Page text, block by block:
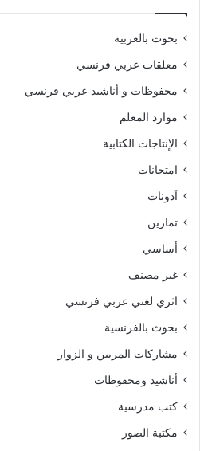
بحوث بالعربية
معلقات عربي فرنسي
محفوظات و أناشيد عربي فرنسي
موارد المعلم
الإنتاجات الكتابية
امتحانات
آدونات
تمارين
أساسي
غير مصنف
اثري لغتي عربي فرنسي
بحوث بالفرنسية
مشاركات المربين و الزوار
أناشيد ومحفوظات
كتب مدرسية
مكتبة الصور